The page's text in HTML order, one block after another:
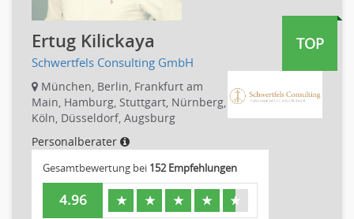
Privatkundengeschäft
Versicherung: Sachbearbeitung
Ausbilder
Berufsschule
Erwachsenenbildung
Kindergarten, KiTa, Vorschule
Bildung & Soziales Leitung, Teamleitung
TOP
Ertug Kilickaya
Schwertfels Consulting GmbH
München, Berlin, Frankfurt am
Main, Hamburg, Stuttgart, Nürnberg,
Köln, Düsseldorf, Augsburg
Personalberater
Gesamtbewertung bei 152 Empfehlungen
4.96 ★ ★ ★ ★ ★